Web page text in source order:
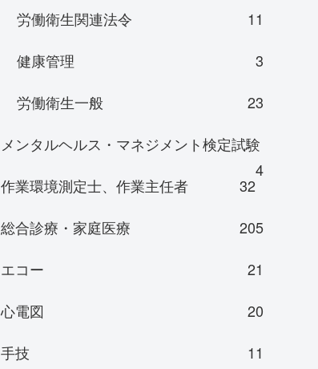
労働衛生関連法令
11
健康管理
3
労働衛生一般
23
メンタルヘルス・マネジメント検定試験
4
作業環境測定士、作業主任者
32
総合診療・家庭医療
205
エコー
21
心電図
20
手技
11